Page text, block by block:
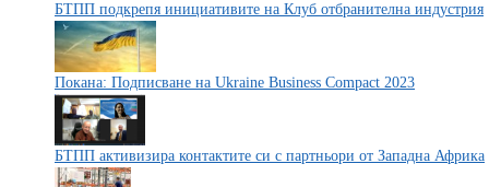
БТПП подкрепя инициативите на Клуб отбранителна индустрия
Покана: Подписване на Ukraine Business Compact 2023
БТПП активизира контактите си с партньори от Западна Африка